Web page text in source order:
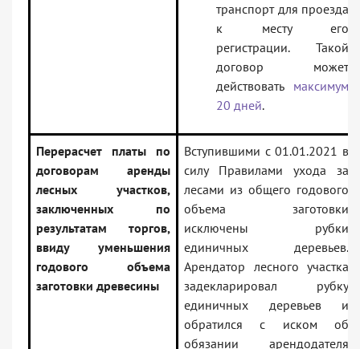
транспорт для проезда
к месту его
регистрации. Такой
договор может
действовать максимум
20 дней.
Перерасчет платы по
договорам аренды
лесных участков,
заключенных по
результатам торгов,
ввиду уменьшения
годового объема
заготовки древесины
Вступившими с 01.01.2021 в
силу Правилами ухода за
лесами из общего годового
объема заготовки
исключены рубки
единичных деревьев.
Арендатор лесного участка
задекларировал рубку
единичных деревьев и
обратился с иском об
обязании арендодателя